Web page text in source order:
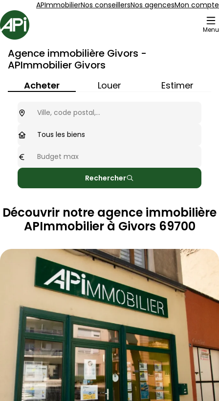
APImmobilierNos conseillersNos agencesMon compte
Accueil
Menu
Agence immobilière Givors -
APImmobilier Givors
Acheter Louer Estimer
Tous les biens
Rechercher
Découvrir notre agence immobilière
APImmobilierà Givors 69700